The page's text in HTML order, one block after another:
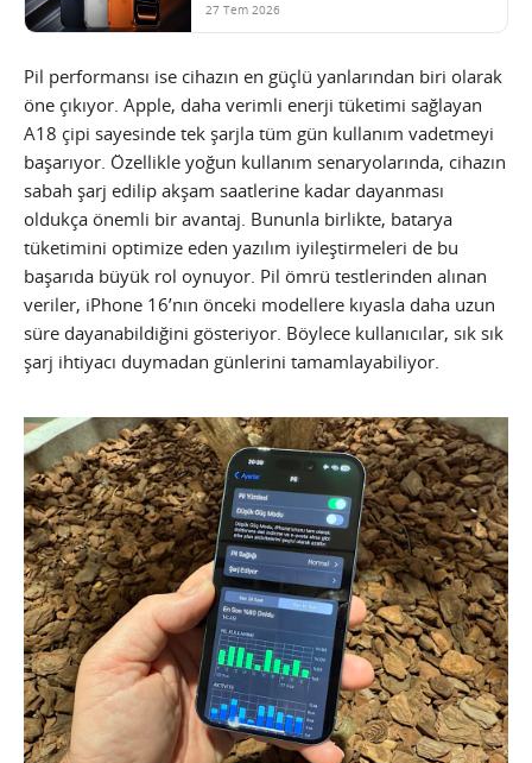
27 Tem 2026
Pil performansı ise cihazın en güçlü yanlarından biri olarak
öne çıkıyor. Apple, daha verimli enerji tüketimi sağlayan
A18 çipi sayesinde tek şarjla tüm gün kullanım vadetmeyi
başarıyor. Özellikle yoğun kullanım senaryolarında, cihazın
sabah şarj edilip akşam saatlerine kadar dayanması
oldukça önemli bir avantaj. Bununla birlikte, batarya
tüketimini optimize eden yazılım iyileştirmeleri de bu
başarıda büyük rol oynuyor. Pil ömrü testlerinden alınan
veriler, iPhone 16’nın önceki modellere kıyasla daha uzun
süre dayanabildiğini gösteriyor. Böylece kullanıcılar, sık sık
şarj ihtiyacı duymadan günlerini tamamlayabiliyor.